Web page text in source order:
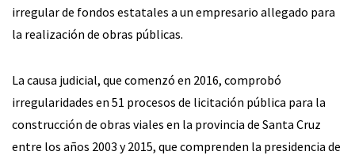
irregular de fondos estatales a un empresario allegado para
la realización de obras públicas.
La causa judicial, que comenzó en 2016, comprobó
irregularidades en 51 procesos de licitación pública para la
construcción de obras viales en la provincia de Santa Cruz
entre los años 2003 y 2015, que comprenden la presidencia de